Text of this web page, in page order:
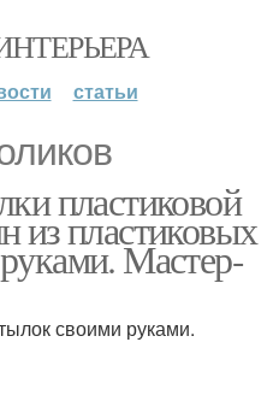
статьи
пластиковой
из пластиковых
Мастер-
своими руками.